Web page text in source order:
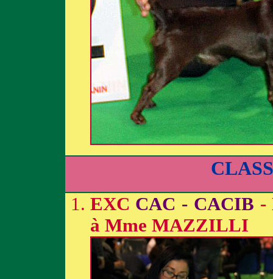
EXC CAC - CACIB -
à Mme MAZZILLI